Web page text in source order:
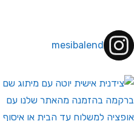
mesibalend
לחברי מועדון ומצטרפים חדשים🤍